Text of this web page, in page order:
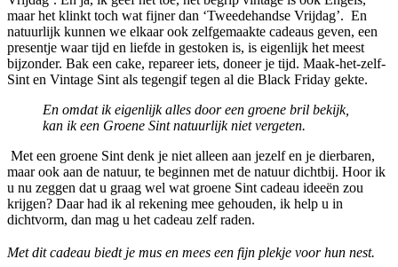
maar het klinkt toch wat fijner dan ‘Tweedehandse Vrijdag’. En
natuurlijk kunnen we elkaar ook zelfgemaakte cadeaus geven, een
presentje waar tijd en liefde in gestoken is, is eigenlijk het meest
bijzonder. Bak een cake, repareer iets, doneer je tijd. Maak-het-zelf-
Sint en Vintage Sint als tegengif tegen al die Black Friday gekte.
En omdat ik eigenlijk alles door een groene bril bekijk,
kan ik een Groene Sint natuurlijk niet vergeten.
Met een groene Sint denk je niet alleen aan jezelf en je dierbaren,
maar ook aan de natuur, te beginnen met de natuur dichtbij. Hoor ik
u nu zeggen dat u graag wel wat groene Sint cadeau ideeën zou
krijgen? Daar had ik al rekening mee gehouden, ik help u in
dichtvorm, dan mag u het cadeau zelf raden.
Met dit cadeau biedt je mus en mees een fijn plekje voor hun nest.